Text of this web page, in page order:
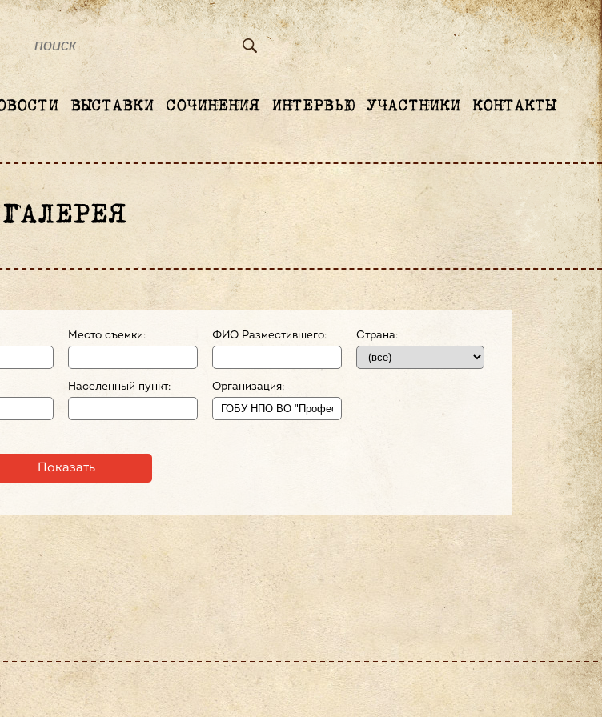
ВЫСТАВКИ СОЧИНЕНИЯ ИНТЕРВЬЮ УЧАСТНИКИ КОНТАКТЫ
ГАЛЕРЕЯ
Место съемки: ФИО Разместившего: Страна:
Населенный пункт: Организация: